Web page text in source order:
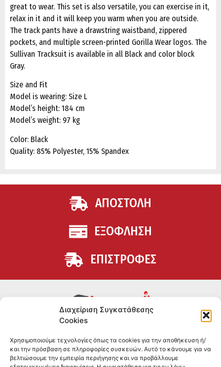
Διαχείριση Συγκατάθεσης
Cookies
Χρησιμοποιούμε τεχνολογίες όπως τα cookies για την αποθήκευση ή/
και την πρόσβαση σε πληροφορίες συσκευών. Αυτό το κάνουμε για να
βελτιώσουμε την εμπειρία περιήγησης και να προβάλλουμε
great to wear. This set is also versatile, you can exercise in it,
relax in it and it will keep you warm when you are outside.
The track pants have a drawstring waistband, zippered
pockets, and multiple screen-printed Gorilla Wear logos. The
Sullivan Tracksuit is available in all Black and color block
Gray.
Size and Fit
Model is wearing: Size L
Model’s height: 184 cm
Model’s weight: 97 kg
Color: Black
Quality: 85% Polyester, 15% Spandex
ΑΠΟΣΤΟΛΗ
ΕΞΟΦΛΗΣΗ
ΕΠΙΣΤΡΟΦΕΣ
θέλουν να βελτιώσουν τη διατροφή και την υγεία τους.
Επώνυμα brands και εμπειρία ετών στο χώρο.